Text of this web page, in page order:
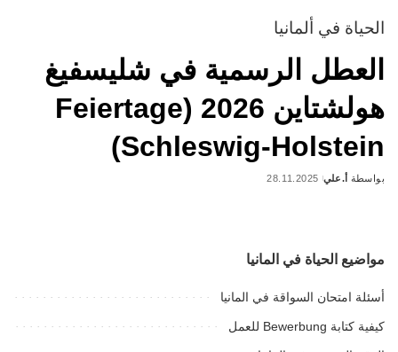
الحياة في ألمانيا
العطل الرسمية في شليسفيغ
هولشتاين 2026 (Feiertage
Schleswig-Holstein)
Posted
بواسطة أ.علي 28.11.2025
مواضيع الحياة في المانيا
أسئلة امتحان السواقة في المانيا
كيفية كتابة Bewerbung للعمل